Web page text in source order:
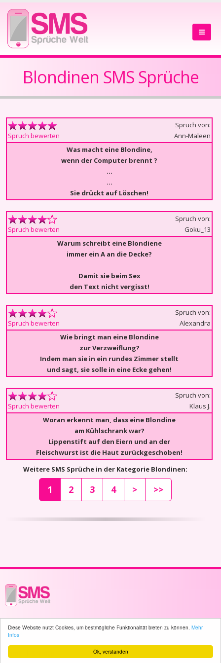
Ok, verstanden
Diese Website nutzt Cookies, um bestmögliche Funktionalität bieten zu können. Mehr
Infos
Blondinen SMS Sprüche
Spruch bewerten
Spruch von:
Ann-Maleen
Was macht eine Blondine,
wenn der Computer brennt ?
…
…
Sie drückt auf Löschen!
Spruch bewerten
Spruch von:
Goku_13
Warum schreibt eine Blondiene
immer ein A an die Decke?
Damit sie beim Sex
den Text nicht vergisst!
Spruch bewerten
Spruch von:
Alexandra
Wie bringt man eine Blondine
zur Verzweiflung?
Indem man sie in ein rundes Zimmer stellt
und sagt, sie solle in eine Ecke gehen!
Spruch bewerten
Spruch von:
Klaus J.
Woran erkennt man, dass eine Blondine
am Kühlschrank war?
Lippenstift auf den Eiern und an der
Fleischwurst ist die Haut zurückgeschoben!
Weitere SMS Sprüche in der Kategorie Blondinen:
1 2 3 4 > >>
© 2003 - 2026 -sms-sprueche-welt.ch- All rights reserved -417 user(s)
online